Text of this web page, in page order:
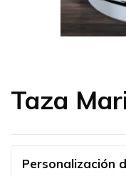
Taza
Personalización